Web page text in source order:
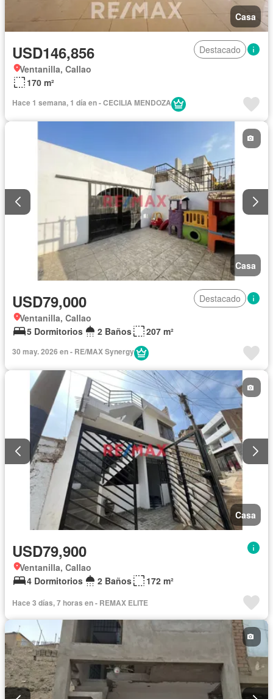
Casa
USD146,856
Destacado
Ventanilla, Callao
170 m²
Hace 1 semana, 1 día en - CECILIA MENDOZA
Casa
USD79,000
Destacado
Ventanilla, Callao
5 Dormitorios
2 Baños 207 m²
30 may. 2026 en - RE/MAX Synergy
Casa
USD79,900
Ventanilla, Callao
4 Dormitorios
2 Baños 172 m²
Hace 3 días, 7 horas en - REMAX ELITE